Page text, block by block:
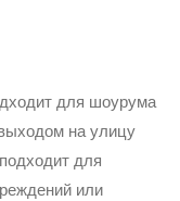
для шоурума
на улицу
для
или